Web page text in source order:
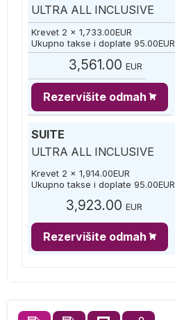
ULTRA ALL INCLUSIVE
Krevet 2 x 1,733.00EUR
Ukupno takse i doplate 95.00EUR
3,561.00 EUR
Rezervišite odmah
SUITE
ULTRA ALL INCLUSIVE
Krevet 2 x 1,914.00EUR
Ukupno takse i doplate 95.00EUR
3,923.00 EUR
Rezervišite odmah